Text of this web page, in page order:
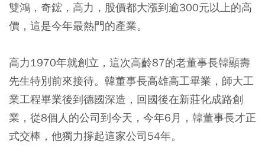
雙鴻，奇鋐，高力，股價都大漲到逾300元以上的高
價，這是今年最熱門的產業。
高力1970年就創立，這次高齡87的老董事長韓顯壽
先生特別前來接待。韓董事長高雄高工畢業，師大工
業工程畢業後到德國深造，回國後在新莊化成路創
業，從8個人的公司到今天，今年6月，韓董事長才正
式交棒，他獨力撐起這家公司54年。